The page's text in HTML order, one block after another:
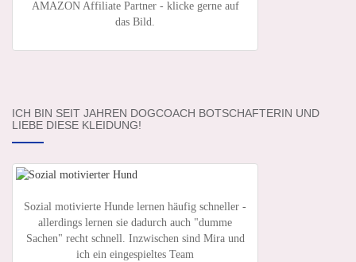
AMAZON Affiliate Partner - klicke gerne auf
das Bild.
ICH BIN SEIT JAHREN DOGCOACH BOTSCHAFTERIN UND
LIEBE DIESE KLEIDUNG!
Sozial motivierte Hunde lernen häufig schneller -
allerdings lernen sie dadurch auch "dumme
Sachen" recht schnell. Inzwischen sind Mira und
ich ein eingespieltes Team